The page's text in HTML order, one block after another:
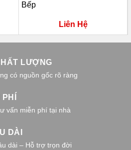
Bếp
Liên Hệ
LƯỢNG
có nguồn gốc rõ ràng
vấn miễn phí tại nhà
DÀI
dài – Hỗ trợ trọn đời